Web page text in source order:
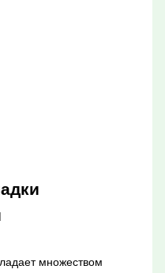
множеством